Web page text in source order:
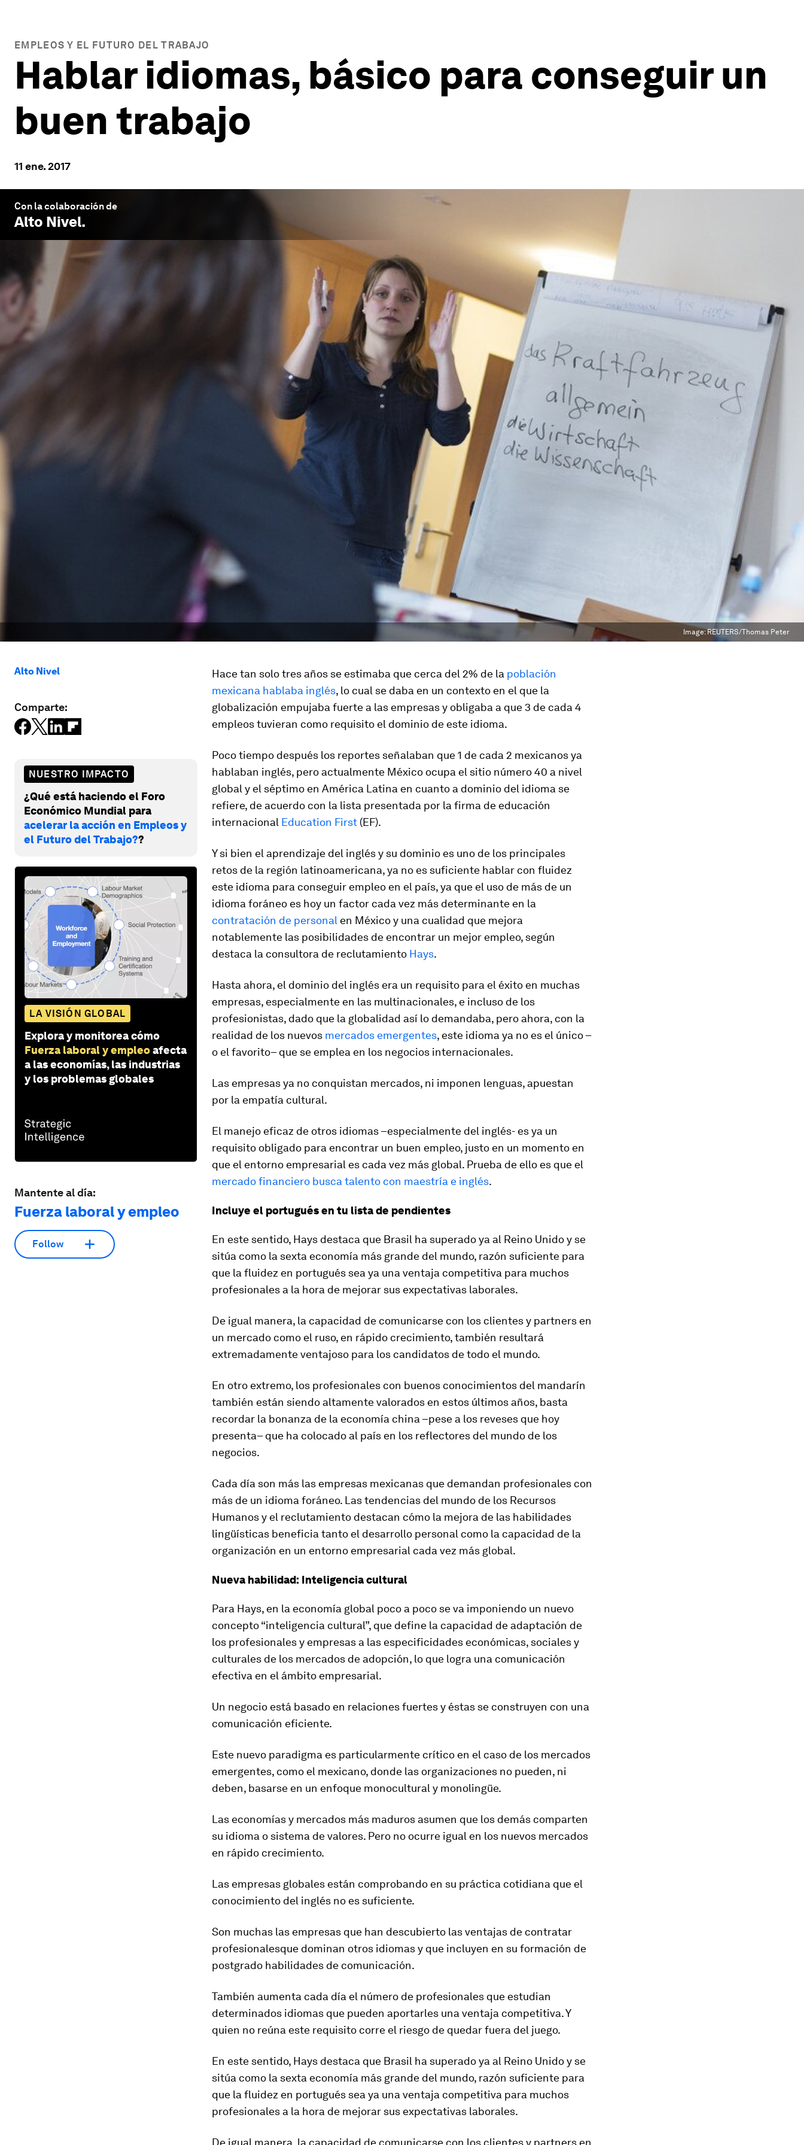
EMPLEOS Y EL FUTURO DEL TRABAJO
Hablar idiomas, básico para conseguir un
buen trabajo
11 ene. 2017
Con la colaboración de
Alto Nivel.
Image:REUTERS/Thomas Peter
Alto Nivel
Comparte:
NUESTRO IMPACTO
¿Qué está haciendo el Foro
Económico Mundial para
acelerar la acción en Empleos y
el Futuro del Trabajo??
LA VISIÓN GLOBAL
Explora y monitorea cómo
Fuerza laboral y empleoafecta
a las economías, las industrias
y los problemas globales
Mantente al día:
Fuerza laboral y empleo
Follow
Hace tan solo tres años se estimaba que cerca del 2% de la población
mexicana hablaba inglés, lo cual se daba en un contexto en el que la
globalización empujaba fuerte a las empresas y obligaba a que 3 de cada 4
empleos tuvieran como requisito el dominio de este idioma.
Poco tiempo después los reportes señalaban que 1 de cada 2 mexicanos ya
hablaban inglés, pero actualmente México ocupa el sitio número 40 a nivel
global y el séptimo en América Latina en cuanto a dominio del idioma se
refiere, de acuerdo con la lista presentada por la firma de educación
internacional Education First (EF).
Y si bien el aprendizaje del inglés y su dominio es uno de los principales
retos de la región latinoamericana, ya no es suficiente hablar con fluidez
este idioma para conseguir empleo en el país, ya que el uso de más de un
idioma foráneo es hoy un factor cada vez más determinante en la
contratación de personal en México y una cualidad que mejora
notablemente las posibilidades de encontrar un mejor empleo, según
destaca la consultora de reclutamiento Hays.
Hasta ahora, el dominio del inglés era un requisito para el éxito en muchas
empresas, especialmente en las multinacionales, e incluso de los
profesionistas, dado que la globalidad así lo demandaba, pero ahora, con la
realidad de los nuevos mercados emergentes, este idioma ya no es el único –
o el favorito– que se emplea en los negocios internacionales.
Las empresas ya no conquistan mercados, ni imponen lenguas, apuestan
por la empatía cultural.
El manejo eficaz de otros idiomas –especialmente del inglés- es ya un
requisito obligado para encontrar un buen empleo, justo en un momento en
que el entorno empresarial es cada vez más global. Prueba de ello es que el
mercado financiero busca talento con maestría e inglés.
Incluye el portugués en tu lista de pendientes
En este sentido, Hays destaca que Brasil ha superado ya al Reino Unido y se
sitúa como la sexta economía más grande del mundo, razón suficiente para
que la fluidez en portugués sea ya una ventaja competitiva para muchos
profesionales a la hora de mejorar sus expectativas laborales.
De igual manera, la capacidad de comunicarse con los clientes y partners en
un mercado como el ruso, en rápido crecimiento, también resultará
extremadamente ventajoso para los candidatos de todo el mundo.
En otro extremo, los profesionales con buenos conocimientos del mandarín
también están siendo altamente valorados en estos últimos años, basta
recordar la bonanza de la economía china –pese a los reveses que hoy
presenta– que ha colocado al país en los reflectores del mundo de los
negocios.
Cada día son más las empresas mexicanas que demandan profesionales con
más de un idioma foráneo. Las tendencias del mundo de los Recursos
Humanos y el reclutamiento destacan cómo la mejora de las habilidades
lingüísticas beneficia tanto el desarrollo personal como la capacidad de la
organización en un entorno empresarial cada vez más global.
Nueva habilidad: Inteligencia cultural
Para Hays, en la economía global poco a poco se va imponiendo un nuevo
concepto “inteligencia cultural”, que define la capacidad de adaptación de
los profesionales y empresas a las especificidades económicas, sociales y
culturales de los mercados de adopción, lo que logra una comunicación
efectiva en el ámbito empresarial.
Un negocio está basado en relaciones fuertes y éstas se construyen con una
comunicación eficiente.
Este nuevo paradigma es particularmente crítico en el caso de los mercados
emergentes, como el mexicano, donde las organizaciones no pueden, ni
deben, basarse en un enfoque monocultural y monolingüe.
Las economías y mercados más maduros asumen que los demás comparten
su idioma o sistema de valores. Pero no ocurre igual en los nuevos mercados
en rápido crecimiento.
Las empresas globales están comprobando en su práctica cotidiana que el
conocimiento del inglés no es suficiente.
Son muchas las empresas que han descubierto las ventajas de contratar
profesionalesque dominan otros idiomas y que incluyen en su formación de
postgrado habilidades de comunicación.
También aumenta cada día el número de profesionales que estudian
determinados idiomas que pueden aportarles una ventaja competitiva. Y
quien no reúna este requisito corre el riesgo de quedar fuera del juego.
En este sentido, Hays destaca que Brasil ha superado ya al Reino Unido y se
sitúa como la sexta economía más grande del mundo, razón suficiente para
que la fluidez en portugués sea ya una ventaja competitiva para muchos
profesionales a la hora de mejorar sus expectativas laborales.
De igual manera, la capacidad de comunicarse con los clientes y partners en